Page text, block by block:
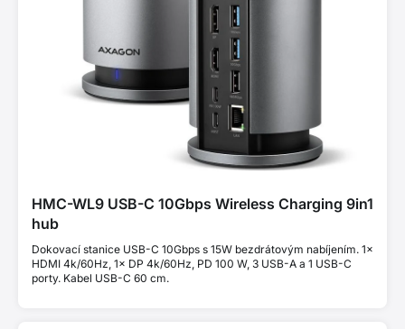
HMC-WL9 USB-C 10Gbps Wireless Charging 9in1
hub
Dokovací stanice USB-C 10Gbps s 15W bezdrátovým nabíjením. 1×
HDMI 4k/60Hz, 1× DP 4k/60Hz, PD 100 W, 3 USB-A a 1 USB-C
porty. Kabel USB-C 60 cm.